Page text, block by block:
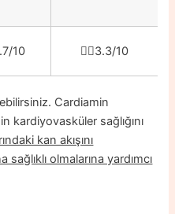
10 👎🏼3.3/10
Cardiamin
kardiyovasküler sağlığını
kan akışını
olmalarına yardımcı